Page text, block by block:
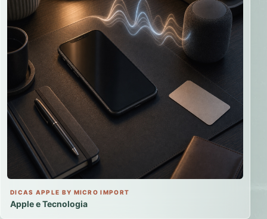
DICAS APPLE BY MICRO IMPORT
Apple e Tecnologia